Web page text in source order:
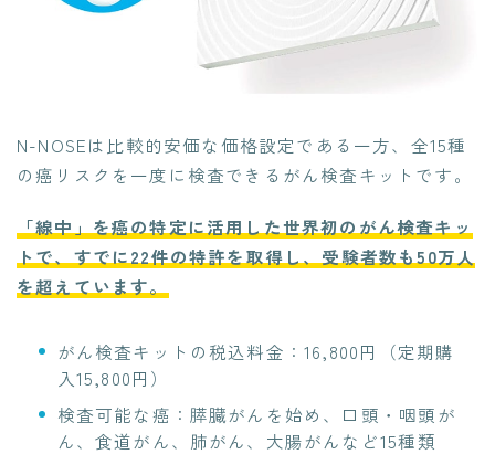
N-NOSEは比較的安価な価格設定である一方、全15種
の癌リスクを一度に検査できるがん検査キットです。
「線中」を癌の特定に活用した世界初のがん検査キッ
トで、すでに22件の特許を取得し、受験者数も50万人
を超えています。
がん検査キットの税込料金：16,800円（定期購
入15,800円）
検査可能な癌：膵臓がんを始め、口頭・咽頭が
ん、食道がん、肺がん、大腸がんなど15種類